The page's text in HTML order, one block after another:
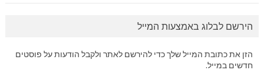
הירשם לבלוג באמצעות המייל
הזן את כתובת המייל שלך כדי להירשם לאתר ולקבל הודעות על פוסטים
חדשים במייל.